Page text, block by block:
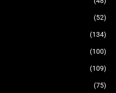
(52)
(134)
(100)
(109)
(75)